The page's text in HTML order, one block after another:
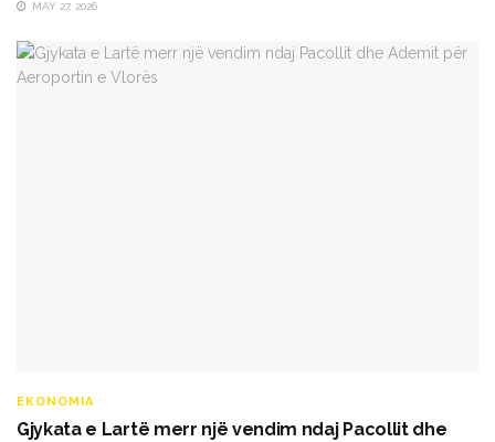
MAY 27, 2026
EKONOMIA
Gjykata e Lartë merr një vendim ndaj Pacollit dhe